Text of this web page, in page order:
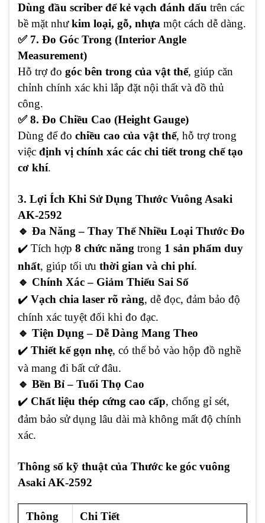
Dùng đầu scriber để kẻ vạch đánh dấu trên các
bề mặt nhưkim loại, gỗ, nhựa một cách dễ dàng.
✅ 7. Đo Góc Trong (Interior Angle
Measurement)
Hỗ trợ đo góc bên trong của vật thể, giúp căn
chỉnh chính xác khi lắp đặt nội thất và đồ thủ
công.
✅ 8. Đo Chiều Cao (Height Gauge)
Dùng để đo chiều cao của vật thể, hỗ trợ trong
việc định vị chính xác các chi tiết trong chế tạo
cơ khí.
3. Lợi Ích Khi Sử Dụng Thước Vuông Asaki
AK-2592
🔹 Đa Năng – Thay Thế Nhiều Loại Thước Đo
✔ ️ Tích hợp 8 chức năng trong 1 sản phẩm duy
nhất, giúp tối ưu thời gian và chi phí.
🔹 Chính Xác – Giảm Thiểu Sai Số
✔ Vạch chia laser rõ ràng, dễ đọc, đảm bảo độ
chính xác tuyệt đối khi đo đạc.
🔹 Tiện Dụng – Dễ Dàng Mang Theo
✔ Thiết kế gọn nhẹ, có thể bỏ vào hộp đồ nghề
và mang đi bất cứ đâu.
🔹 Bền Bỉ – Tuổi Thọ Cao
✔ Chất liệu thép cứng cao cấp, chống gỉ sét,
đảm bảo sử dụng lâu dài mà không mất độ chính
xác.
Thông số kỹ thuật của Thước ke góc vuông
Asaki AK-2592
Thông
Chi Tiết